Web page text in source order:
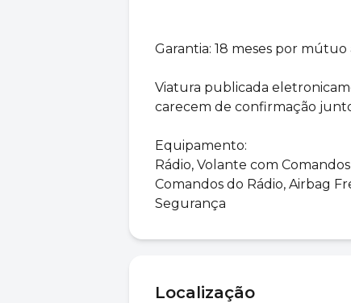
Garantia: 18 meses por mútuo
Viatura publicada
carecem de confirmação
Equipamento:
Rádio, Volante com
Comandos do Rádio, Airbag
Segurança
Localização